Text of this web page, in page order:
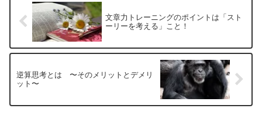
文章力トレーニングのポイントは「スト
ーリーを考える」こと！
逆算思考とは 〜そのメリットとデメリ
ット〜